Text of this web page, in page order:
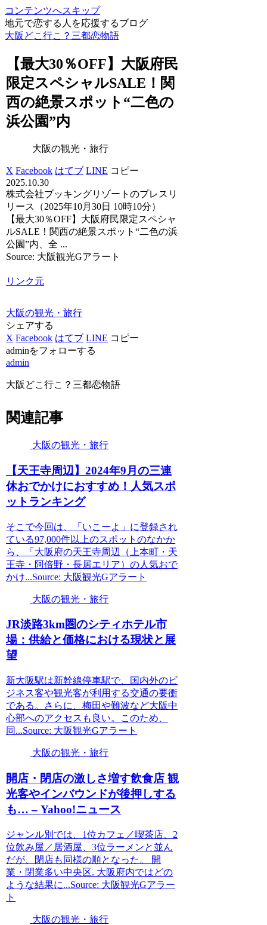
コンテンツへスキップ
地元で恋する人を応援するブログ
大阪どこ行こ？三都恋物語
【最大30％OFF】 大阪府民
限定スペシャルSALE！関
西の絶景スポット“二色の
浜公園”内
大阪の観光・旅行
X Facebook はてブ LINE コピー
2025.10.30
株式会社ブッキングリゾートのプレスリ
リース（2025年10月30日 10時10分）
【最大30％OFF】大阪府民限定スペシャ
ルSALE！関西の絶景スポット“二色の浜
公園”内、全 ...
Source: 大阪観光Gアラート
リンク元
大阪の観光・旅行
シェアする
X Facebook はてブ LINE コピー
adminをフォローする
admin
大阪どこ行こ？三都恋物語
関連記事
大阪の観光・旅行
【天王寺周辺】2024年9月の三連
休おでかけにおすすめ！人気スポ
ットランキング
そこで今回は、「いこーよ」に登録され
ている97,000件以上のスポットのなかか
ら、「大阪府の天王寺周辺（上本町・天
王寺・阿倍野・長居エリア）の人気おで
かけ...Source: 大阪観光Gアラート
大阪の観光・旅行
JR淡路3km圏のシティホテル市
場：供給と価格における現状と展
望
新大阪駅は新幹線停車駅で、国内外のビ
ジネス客や観光客が利用する交通の要衝
である。さらに、梅田や難波など大阪中
心部へのアクセスも良い。このため、
同...Source: 大阪観光Gアラート
大阪の観光・旅行
開店・閉店の激しさ増す飲食店観
光客やインバウンドが後押しする
も… – Yahoo!ニュース
ジャンル別では、1位カフェ／喫茶店、2
位飲み屋／居酒屋、3位ラーメンと並ん
だが、閉店も同様の順となった。 開
業・閉業多い中央区. 大阪府内ではどの
ような結果に...Source: 大阪観光Gアラー
ト
大阪の観光・旅行